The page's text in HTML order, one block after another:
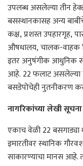
उपलब्ध असलेल्या तीन
बसस्थानकासह अन्य
कक्ष, प्रशस्त उपहारगृह,
औषधालय, चालक-वाहक
इतर अनुषंगीक आधुनिक
आहे. 22 फलाट असलेल्या
बसडेपोचेही नुतनीकरण
नागरिकांच्या लेखी
एकाच वेळी 22
इमारतीवर स्थानिक
साकारण्याचा मानस आहे.